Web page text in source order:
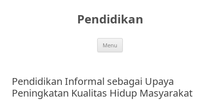
Pendidikan
Menu
Pendidikan Informal sebagai Upaya
Peningkatan Kualitas Hidup Masyarakat